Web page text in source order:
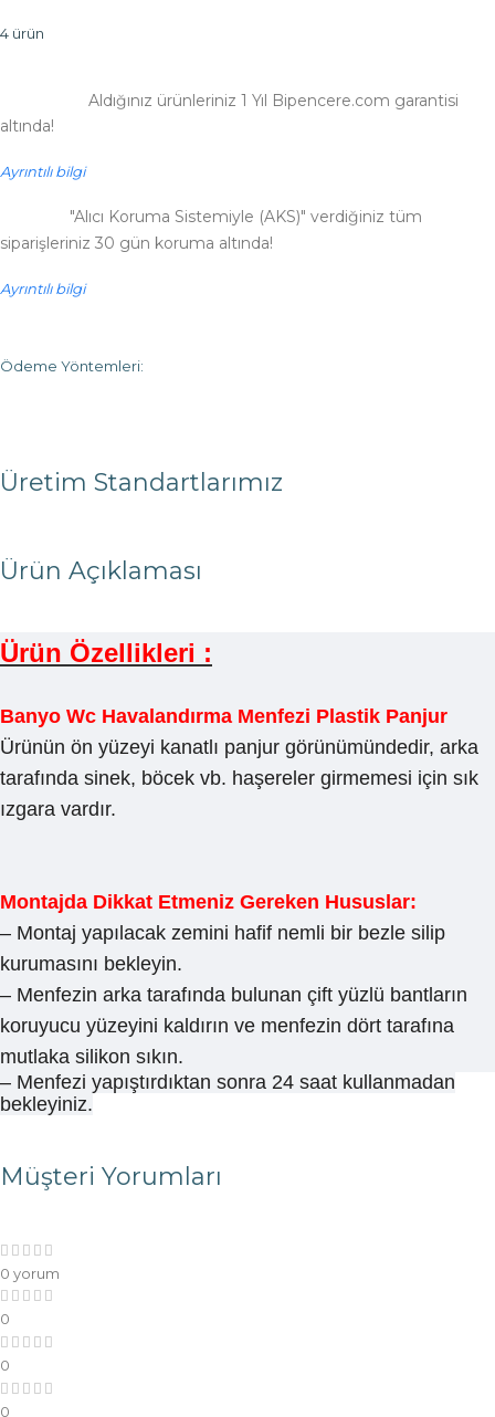
4 ürün
Aldığınız ürünleriniz 1 Yıl Bipencere.com garantisi
altında!
Ayrıntılı bilgi
"Alıcı Koruma Sistemiyle (AKS)" verdiğiniz tüm
siparişleriniz 30 gün koruma altında!
Ayrıntılı bilgi
Ödeme Yöntemleri:
Ürün Açıklaması
Ürün Özellikleri :
Banyo Wc Havalandırma Menfezi Plastik Panjur
Ürünün ön yüzeyi kanatlı panjur görünümündedir, arka
tarafında sinek, böcek vb. haşereler girmemesi için sık
ızgara vardır.
Montajda Dikkat Etmeniz Gereken Hususlar:
– Montaj yapılacak zemini hafif nemli bir bezle silip
kurumasını bekleyin.
– Menfezin arka tarafında bulunan çift yüzlü bantların
koruyucu yüzeyini kaldırın ve menfezin dört tarafına
mutlaka silikon sıkın.
– Menfezi yapıştırdıktan sonra 24 saat kullanmadan
bekleyiniz.
Üretim Standartlarımız
Müşteri Yorumları
0 yorum
0
0
0